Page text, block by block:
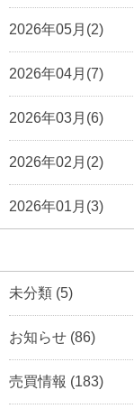
2026年05月(2)
2026年04月(7)
2026年03月(6)
2026年02月(2)
2026年01月(3)
未分類 (5)
お知らせ (86)
売買情報 (183)